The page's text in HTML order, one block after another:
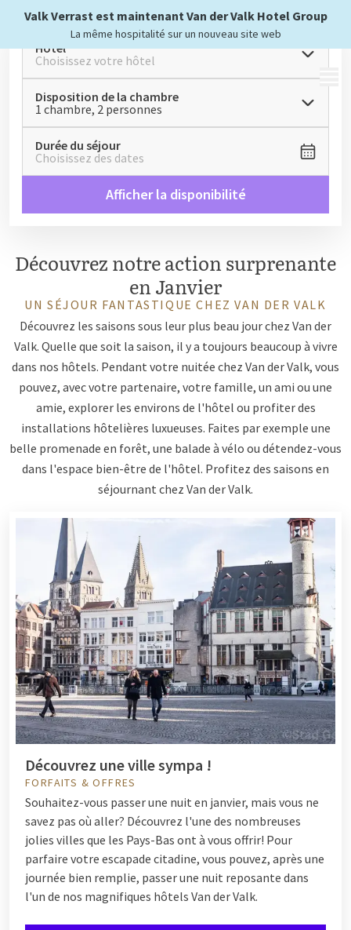
Valk Verrast est maintenant Van der Valk Hotel Group
La même hospitalité sur un nouveau site web
MENU
Hôtel
Choisissez votre hôtel
Disposition de la chambre
1 chambre, 2 personnes
Durée du séjour
Choisissez des dates
Afficher la disponibilité
Découvrez notre action surprenante
en Janvier
UN SÉJOUR FANTASTIQUE CHEZ VAN DER VALK
Découvrez les saisons sous leur plus beau jour chez Van der
Valk. Quelle que soit la saison, il y a toujours beaucoup à vivre
dans nos hôtels. Pendant votre nuitée chez Van der Valk, vous
pouvez, avec votre partenaire, votre famille, un ami ou une
amie, explorer les environs de l'hôtel ou profiter des
installations hôtelières luxueuses. Faites par exemple une
belle promenade en forêt, une balade à vélo ou détendez-vous
dans l'espace bien-être de l'hôtel. Profitez des saisons en
séjournant chez Van der Valk.
Découvrez une ville sympa !
FORFAITS & OFFRES
Souhaitez-vous passer une nuit en janvier, mais vous ne
savez pas où aller? Découvrez l'une des nombreuses
jolies villes que les Pays-Bas ont à vous offrir! Pour
parfaire votre escapade citadine, vous pouvez, après une
journée bien remplie, passer une nuit reposante dans
l'un de nos magnifiques hôtels Van der Valk.